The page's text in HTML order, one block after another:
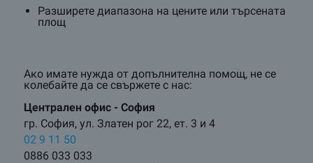
Разширете диапазона на цените или търсената
площ
Ако имате нужда от допълнителна помощ, не се
колебайте да се свържете с нас:
Централен oфис - София
гр. София, ул. Златен рог 22, ет. 3 и 4
02 9 11 50
0886 033 033